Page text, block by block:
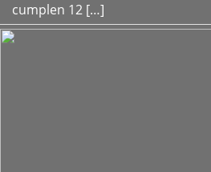
cumplen 12 […]